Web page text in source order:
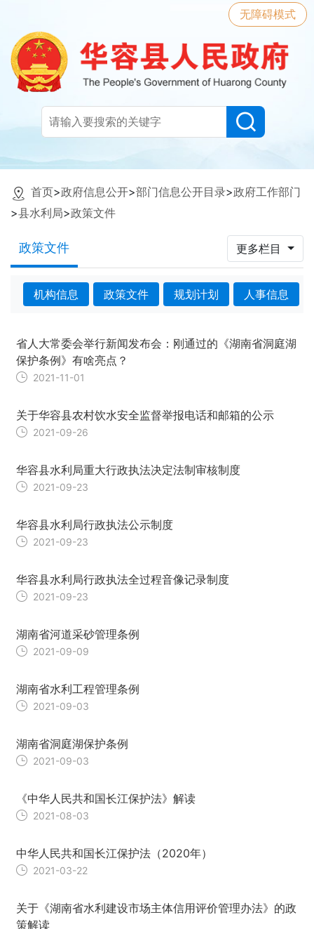
无障碍模式
首页>政府信息公开>部门信息公开目录>政府工作部门
>县水利局>政策文件
政策文件 更多栏目
机构信息 政策文件 规划计划 人事信息
省人大常委会举行新闻发布会：刚通过的《湖南省洞庭湖
保护条例》有啥亮点？
2021-11-01
关于华容县农村饮水安全监督举报电话和邮箱的公示
2021-09-26
华容县水利局重大行政执法决定法制审核制度
2021-09-23
华容县水利局行政执法公示制度
2021-09-23
华容县水利局行政执法全过程音像记录制度
2021-09-23
湖南省河道采砂管理条例
2021-09-09
湖南省水利工程管理条例
2021-09-03
湖南省洞庭湖保护条例
2021-09-03
《中华人民共和国长江保护法》解读
2021-08-03
中华人民共和国长江保护法（2020年）
2021-03-22
关于《湖南省水利建设市场主体信用评价管理办法》的政
策解读